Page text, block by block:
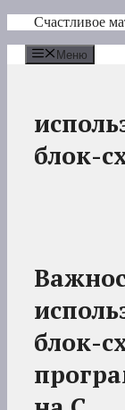
Перейти
содержимому
Счастливое
Меню
блок-
блок-